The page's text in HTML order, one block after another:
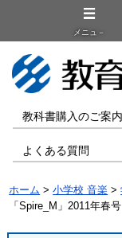
メニュ－
教科書購入のご案内
よくある質問
ホーム >小学校 音楽 >
「Spire_M」2011年春号